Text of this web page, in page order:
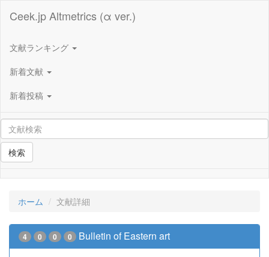
Ceek.jp Altmetrics (α ver.)
文献ランキング
新着文献
新着投稿
検索
ホーム 文献詳細
4 0 0 0 Bulletin of Eastern art